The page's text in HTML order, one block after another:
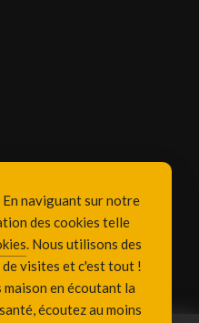
naviguant sur notre
des cookies telle
. Nous utilisons des
visites et c'est tout !
en écoutant la
écoutez au moins